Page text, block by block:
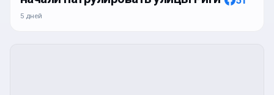
5 дней